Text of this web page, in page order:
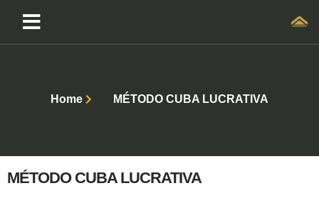
Home MÉTODO CUBA LUCRATIVA
MÉTODO CUBA LUCRATIVA